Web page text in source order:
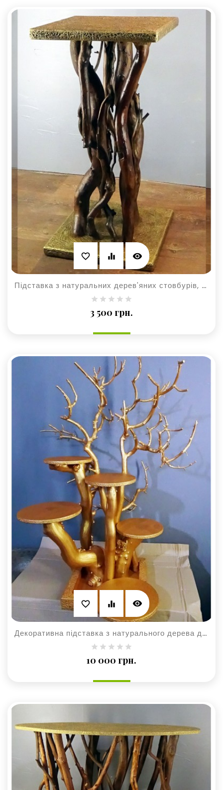
favorite_border equalizer visibility
Підставка з натуральних дерев'яних стовбурів, для квітів та кімнатних рослин
3 500 грн.
favorite_border equalizer visibility
Декоративна підставка з натурального дерева для бенкетів
10 000 грн.